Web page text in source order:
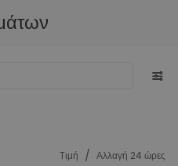
Tιμή / Αλλαγή 24 ώρες